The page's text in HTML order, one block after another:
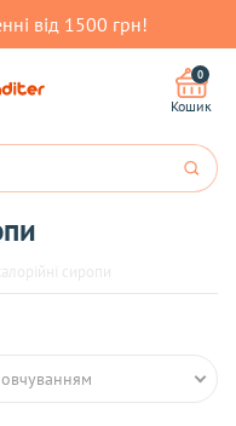
від 1500 грн!
0
Кошик